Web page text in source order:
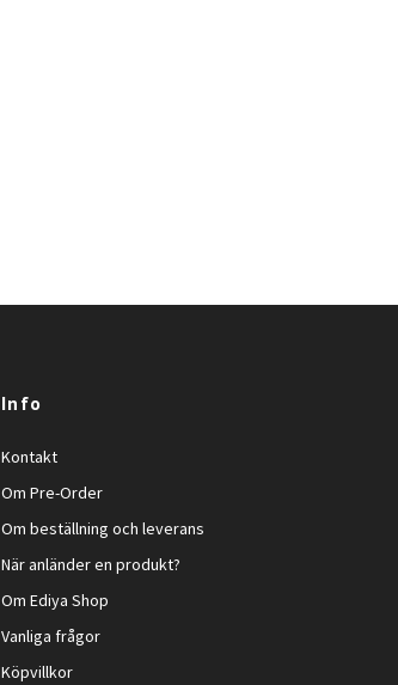
Info
Kontakt
Om Pre-Order
Om beställning och leverans
När anländer en produkt?
Om Ediya Shop
Vanliga frågor
Köpvillkor